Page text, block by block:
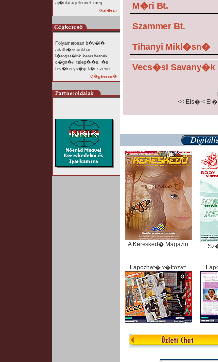
aj�nlatai jelennek meg.
Gal�ria
Folyamatosan b�v�l�
adatb�zisunkban
l�togat�ink kereshetnek
c�gn�v, telep�l�s, �s
tev�kenys�gi k�r szerint.
C�gkeres�
M�ri Bt.
Szammer Bt.
Tihanyi Mikl�sn�
Vecs�si Savany�k
<< Els� <
A Keresked� Magazin
Lapozhat� v�ltozat: